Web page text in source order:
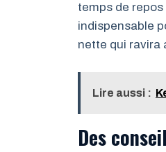
temps de
indispensable
nette qui ravira
Lire aussi :
Des